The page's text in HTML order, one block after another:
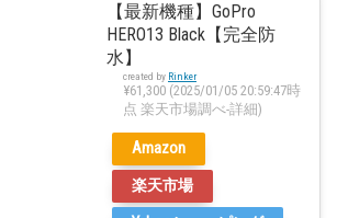
【最新機種】GoPro
HERO13 Black【完全防
水】
created by Rinker
¥61,300 (2025/01/05 20:59:47時
点 楽天市場調べ-詳細)
Amazon
楽天市場